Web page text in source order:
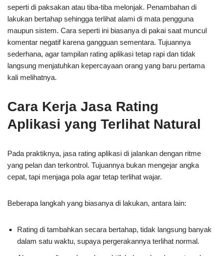
seperti di paksakan atau tiba-tiba melonjak. Penambahan di
lakukan bertahap sehingga terlihat alami di mata pengguna
maupun sistem. Cara seperti ini biasanya di pakai saat muncul
komentar negatif karena gangguan sementara. Tujuannya
sederhana, agar tampilan rating aplikasi tetap rapi dan tidak
langsung menjatuhkan kepercayaan orang yang baru pertama
kali melihatnya.
Cara Kerja Jasa Rating
Aplikasi yang Terlihat Natural
Pada praktiknya, jasa rating aplikasi di jalankan dengan ritme
yang pelan dan terkontrol. Tujuannya bukan mengejar angka
cepat, tapi menjaga pola agar tetap terlihat wajar.
Beberapa langkah yang biasanya di lakukan, antara lain:
Rating di tambahkan secara bertahap, tidak langsung banyak
dalam satu waktu, supaya pergerakannya terlihat normal.